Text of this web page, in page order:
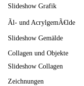
Slideshow Grafik
Ãl- und AcrylgemÃ€lde
Slideshow Gemälde
Collagen und Objekte
Slideshow Collagen
Zeichnungen